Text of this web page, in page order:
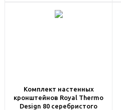
Комплект настенных
кронштейнов Royal Thermo
Design 80 серебристого